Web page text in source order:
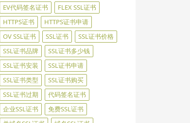
EV代码签名证书
FLEX SSL证书
HTTPS证书
HTTPS证书申请
OV SSL证书
SSL证书
SSL证书价格
SSL证书品牌
SSL证书多少钱
SSL证书安装
SSL证书申请
SSL证书类型
SSL证书购买
SSL证书过期
代码签名证书
企业SSL证书
免费SSL证书